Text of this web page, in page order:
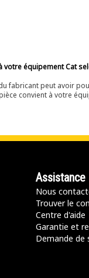
équipement Cat
fabricant peut avoir
convient à votre
Assistance
Nous
Trouver le
Centre d'aide
Garantie et
Demande